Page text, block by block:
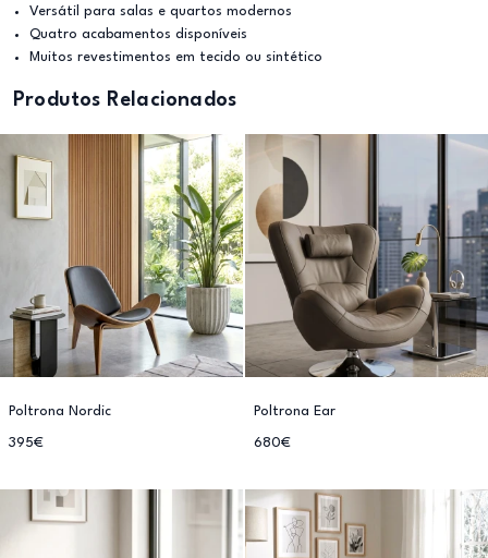
Versátil para salas e quartos modernos
Quatro acabamentos disponíveis
Muitos revestimentos em tecido ou sintético
Produtos Relacionados
Poltrona Nordic
395€
Poltrona Ear
680€